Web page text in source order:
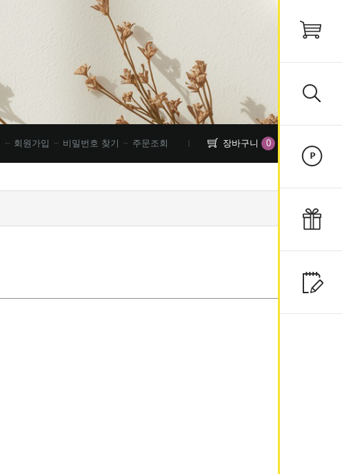
장바구니 0
주문조회
비밀번호 찾기
회원가입